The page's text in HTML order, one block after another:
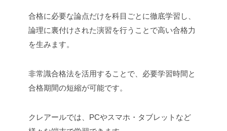
合格に必要な論点だけを科目ごとに徹底学習し、
論理に裏付けされた演習を行うことで高い合格力
を生みます。
非常識合格法を活用することで、必要学習時間と
合格期間の短縮が可能です。
クレアールでは、PCやスマホ・タブレットなど